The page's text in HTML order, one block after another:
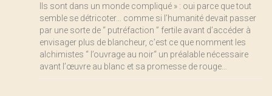
Ils sont dans un monde compliqué » : oui parce que tout
semble se détricoter… comme si l’humanité devait passer
par une sorte de “ putréfaction ” fertile avant d’accéder à
envisager plus de blancheur, c’est ce que nomment les
alchimistes “ l’ouvrage au noir“ un préalable nécessaire
avant l’œuvre au blanc et sa promesse de rouge…